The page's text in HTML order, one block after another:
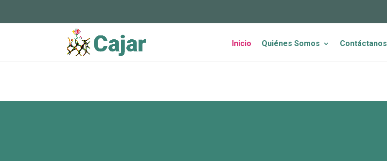
Inicio Quiénes Somos Contáctanos